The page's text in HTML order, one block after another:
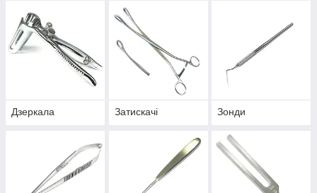
Дзеркала Затискачі Зонди